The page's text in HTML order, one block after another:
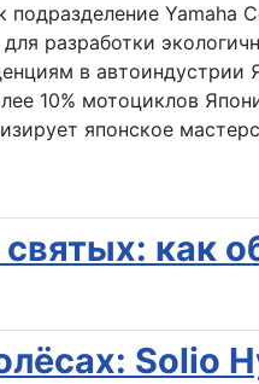
подразделение
разработки
в
10% мотоциклов
японское
как
Solio